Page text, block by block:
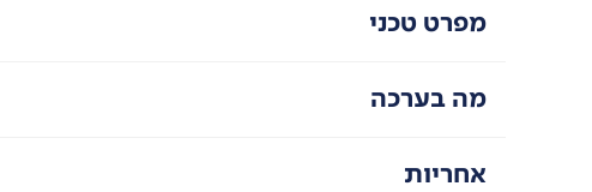
מפרט טכני
מה בערכה
אחריות